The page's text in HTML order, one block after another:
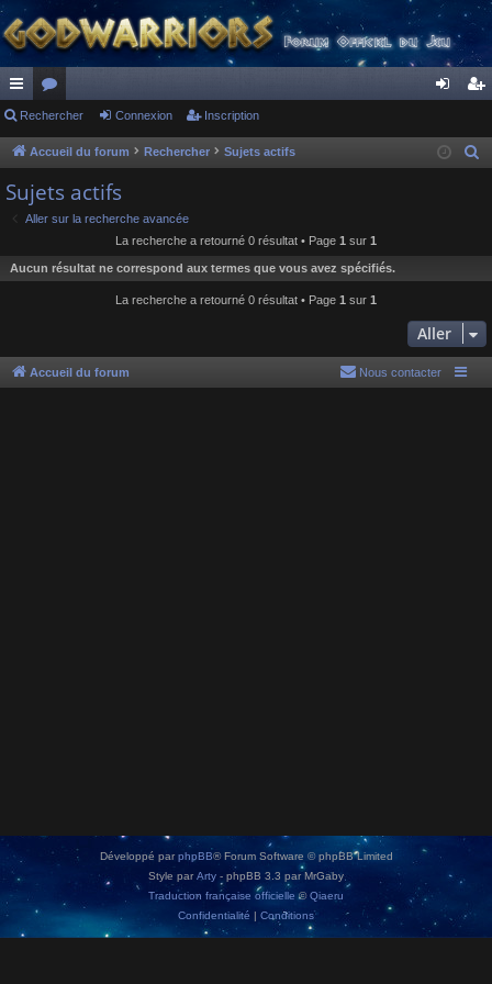
ac
co
ur
ci
or
u
s
ne cri
Rechercher Connexion Inscription
Accueil du forum Rechercher Sujets actifs
h
e
Sujets actifs
Aller sur la recherche avancée
La recherche a retourné 0 résultat • Page 1 sur 1
Aucun résultat ne correspond aux termes que vous avez spécifiés.
La recherche a retourné 0 résultat • Page 1 sur 1
Aller
Accueil du forum Nous contacter
Développé par phpBB® Forum Software © phpBB Limited
Style parArty - phpBB 3.3 par MrGaby
Traduction française officielle ©Qiaeru
Confidentialité | Conditions